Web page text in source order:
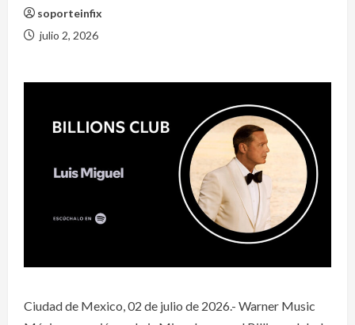
soporteinfix
julio 2, 2026
Ciudad de Mexico, 02 de julio de 2026.- Warner Music